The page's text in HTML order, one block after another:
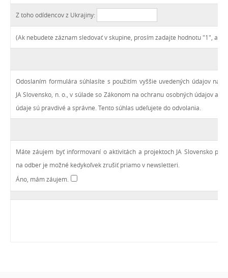
Z toho odídencov z Ukrajiny:
(Ak nebudete záznam sledovať v skupine, prosím zadajte hodnotu "1", ak
Odoslaním formulára súhlasíte s použitím vyššie uvedených údajov na
JA Slovensko, n. o., v súlade so Zákonom na ochranu osobných údajov
údaje sú pravdivé a správne. Tento súhlas udeľujete do odvolania.
Máte záujem byť informovaní o aktivitách a projektoch JA Slovensko
na odber je možné kedykoľvek zrušiť priamo v newsletteri.
Áno, mám záujem.